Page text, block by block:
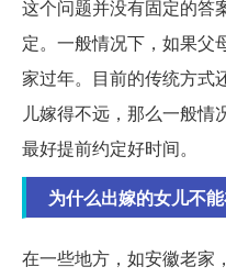
这个问题并没有固定的答
定。一般情况下，如果父
家过年。目前的传统方式
儿嫁得不远，那么一般情
最好提前约定好时间。
为什么出嫁的女儿不
在一些地方，如安徽老家